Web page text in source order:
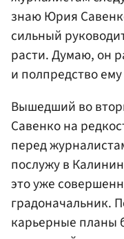
знаю Юрия
сильный
расти. Думаю, он
и полпредство
Вышедший во
Савенко на
перед
послужу в
это уже
градоначальник.
карьерные планы